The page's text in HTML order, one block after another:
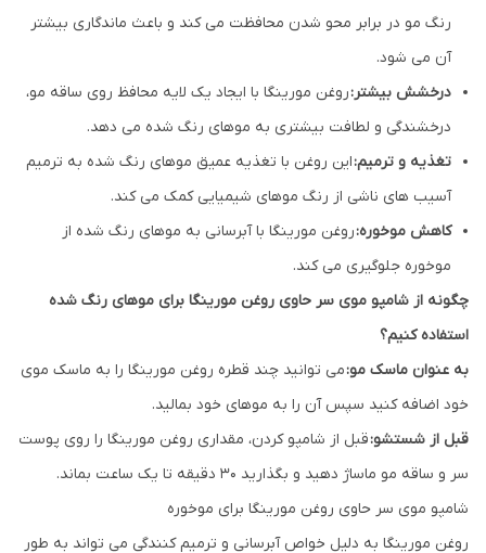
رنگ مو در برابر محو شدن محافظت می کند و باعث ماندگاری بیشتر
آن می شود.
درخشش بیشتر:روغن مورینگا با ایجاد یک لایه محافظ روی ساقه مو،
درخشندگی و لطافت بیشتری به موهای رنگ شده می دهد.
تغذیه و ترمیم:این روغن با تغذیه عمیق موهای رنگ شده به ترمیم
آسیب های ناشی از رنگ موهای شیمیایی کمک می کند.
کاهش موخوره:روغن مورینگا با آبرسانی به موهای رنگ شده از
موخوره جلوگیری می کند.
چگونه از شامپو موی سر حاوی روغن مورینگا برای موهای رنگ شده
استفاده کنیم؟
به عنوان ماسک مو:می توانید چند قطره روغن مورینگا را به ماسک موی
خود اضافه کنید سپس آن را به موهای خود بمالید.
قبل از شستشو:قبل از شامپو کردن، مقداری روغن مورینگا را روی پوست
سر و ساقه مو ماساژ دهید و بگذارید 30 دقیقه تا یک ساعت بماند.
شامپو موی سر حاوی روغن مورینگا برای موخوره
روغن مورینگا به دلیل خواص آبرسانی و ترمیم کنندگی می تواند به طور